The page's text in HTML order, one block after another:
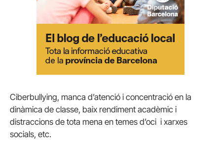
Ciberbullying, manca d’atenció i concentració en la
dinàmica de classe, baix rendiment acadèmic i
distraccions de tota mena en temes d’oci i xarxes
socials, etc.